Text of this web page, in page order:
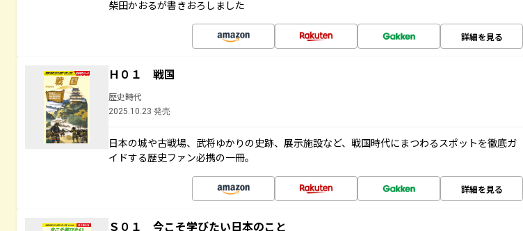
柴田かおるが書きおろしました
詳細を見る
Ｈ０１ 戦国
歴史時代
2025.10.23 発売
日本の城や古戦場、武将ゆかりの史跡、展示施設など、戦国時代にまつわるスポットを徹底ガ
イドする歴史ファン必携の一冊。
詳細を見る
Ｓ０１ 今こそ学びたい日本のこと